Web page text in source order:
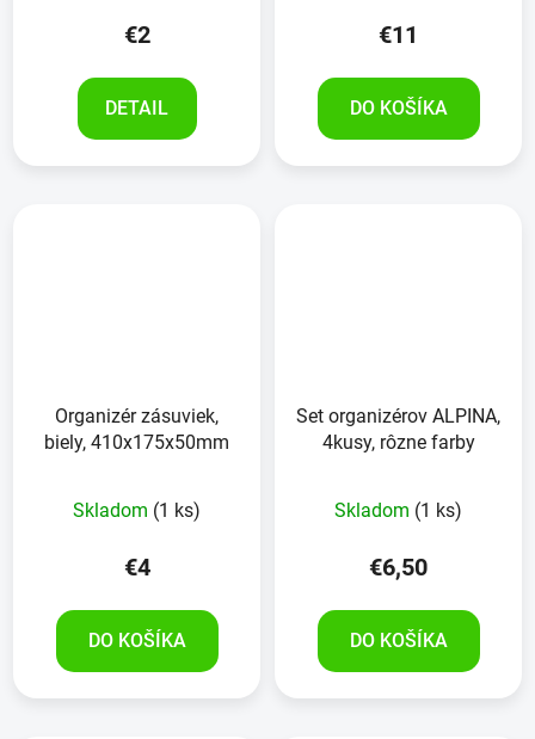
€2
DETAIL
€11
DO KOŠÍKA
Organizér zásuviek,
biely, 410x175x50mm
Skladom (1 ks)
€4
DO KOŠÍKA
Set organizérov ALPINA,
4kusy, rôzne farby
Skladom (1 ks)
€6,50
DO KOŠÍKA